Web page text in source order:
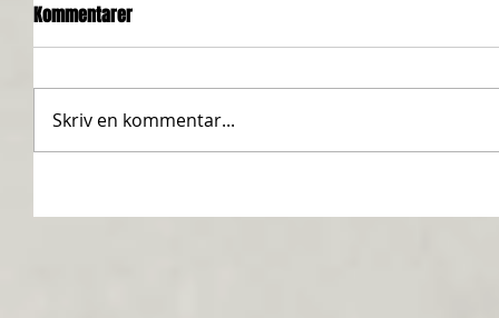
Kommentarer
Skriv en kommentar...